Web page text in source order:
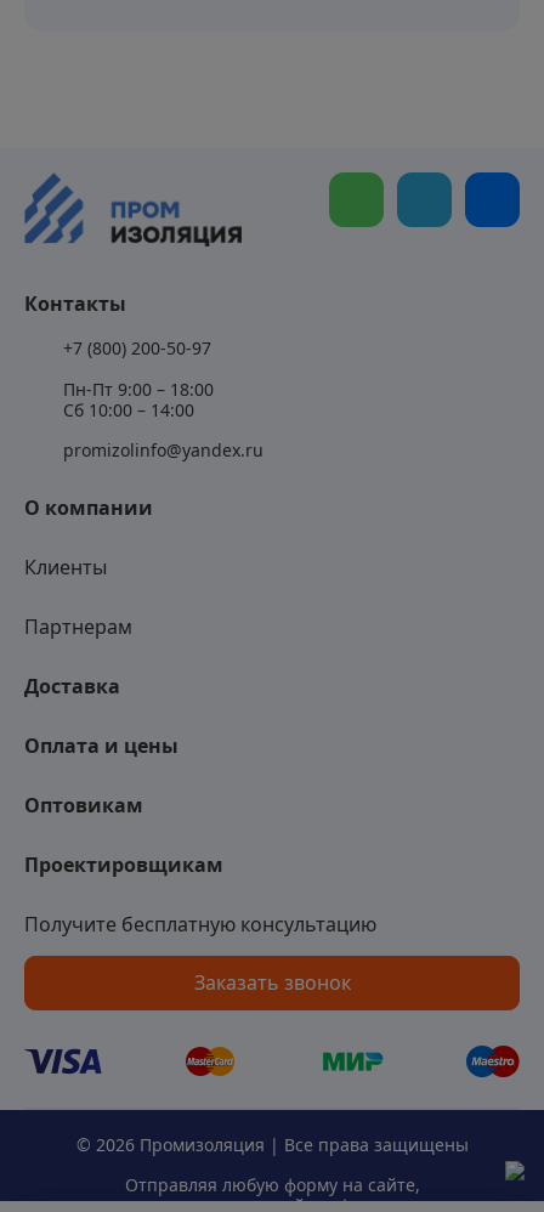
Получите бесплатную консультацию
Заказать звонок
О компании
Клиенты
Партнерам
Доставка
Оплата и цены
Оптовикам
Проектировщикам
Контакты
+7 (800) 200-50-97
Пн-Пт 9:00 – 18:00
Сб 10:00 – 14:00
promizolinfo@yandex.ru
© 2026 Промизоляция | Все права защищены
Отправляя любую форму на сайте,
вы соглашаетесь сполитикой конфиденциальности